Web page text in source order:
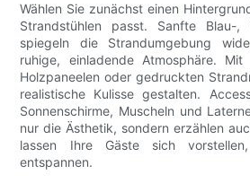
Wählen Sie zunächst einen
Strandstühlen passt. Sanfte Blau-,
spiegeln die Strandumgebung
ruhige, einladende Atmosphäre.
Holzpaneelen oder gedruckten
realistische Kulisse gestalten.
Sonnenschirme, Muscheln und
nur die Ästhetik, sondern erzählen
lassen Ihre Gäste sich
entspannen.